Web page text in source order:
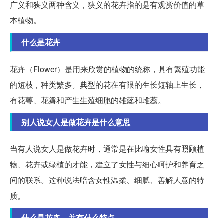
广义和狭义两种含义，狭义的花卉指的是有观赏价值的草
本植物。
什么是花卉
花卉（Flower）是用来欣赏的植物的统称，具有繁殖功能
的短枝，种类繁多。典型的花在有限的生长短轴上生长，
有花萼、花瓣和产生生殖细胞的雄蕊和雌蕊。
别人说女人是做花卉是什么意思
当有人说女人是做花卉时，通常是在比喻女性具有照顾植
物、花卉或绿植的才能，建立了女性与细心呵护和养育之
间的联系。这种说法暗含女性温柔、细腻、善解人意的特
质。